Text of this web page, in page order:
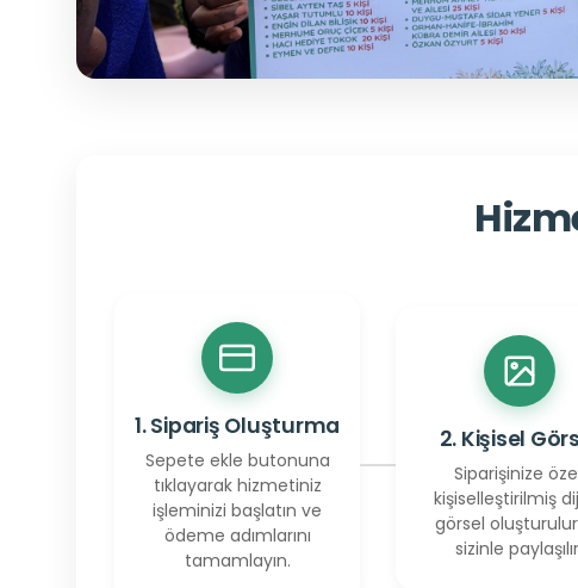
1. Sipariş Oluşturma
Sepete ekle butonuna
tıklayarak hizmetiniz
işleminizi başlatın ve
ödeme adımlarını
tamamlayın.
2. Kişisel
Siparişinize
kişiselleştirilmiş
görsel
sizinle